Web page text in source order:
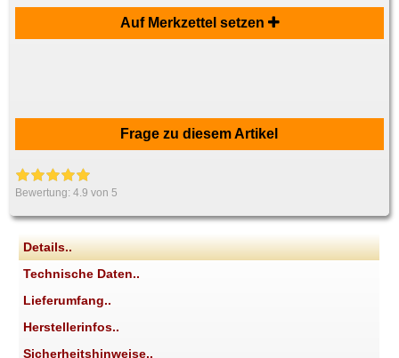
Auf Merkzettel setzen
Frage zu diesem Artikel
Bewertung:4.9 von 5
Details..
Technische Daten..
Lieferumfang..
Herstellerinfos..
Sicherheitshinweise..